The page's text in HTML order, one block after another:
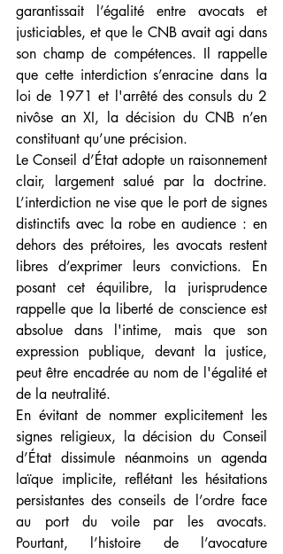
garantissait l’égalité entre avocats et
justiciables, et que le CNB avait agi dans
son champ de compétences. Il rappelle
que cette interdiction s’enracine dans la
loi de 1971 et l'arrêté des consuls du 2
nivôse an XI, la décision du CNB n’en
constituant qu’une précision.
Le Conseil d’État adopte un raisonnement
clair, largement salué par la doctrine.
L’interdiction ne vise que le port de signes
distinctifs avec la robe en audience : en
dehors des prétoires, les avocats restent
libres d’exprimer leurs convictions. En
posant cet équilibre, la jurisprudence
rappelle que la liberté de conscience est
absolue dans l'intime, mais que son
expression publique, devant la justice,
peut être encadrée au nom de l'égalité et
de la neutralité.
En évitant de nommer explicitement les
signes religieux, la décision du Conseil
d’État dissimule néanmoins un agenda
laïque implicite, reflétant les hésitations
persistantes des conseils de l’ordre face
au port du voile par les avocats.
Pourtant, l’histoire de l’avocature